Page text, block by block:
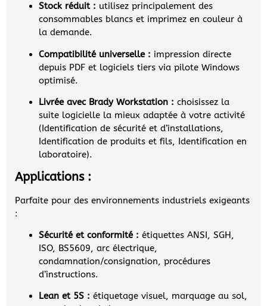
Stock réduit : utilisez principalement des
consommables blancs et imprimez en couleur à
la demande.
Compatibilité universelle : impression directe
depuis PDF et logiciels tiers via pilote Windows
optimisé.
Livrée avec Brady Workstation : choisissez la
suite logicielle la mieux adaptée à votre activité
(Identification de sécurité et d’installations,
Identification de produits et fils, Identification en
laboratoire).
Applications :
Parfaite pour des environnements industriels exigeants
:
Sécurité et conformité : étiquettes ANSI, SGH,
ISO, BS5609, arc électrique,
condamnation/consignation, procédures
d’instructions.
Lean et 5S : étiquetage visuel, marquage au sol,